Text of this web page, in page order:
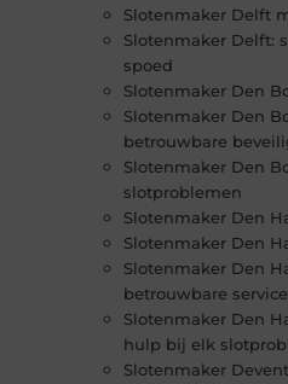
Slotenmaker Delft
Slotenmaker Delft:
spoed
Slotenmaker Den
Slotenmaker Den
betrouwbare
Slotenmaker Den
slotproblemen
Slotenmaker Den
Slotenmaker Den
Slotenmaker Den
betrouwbare service
Slotenmaker Den
hulp bij elk
Slotenmaker